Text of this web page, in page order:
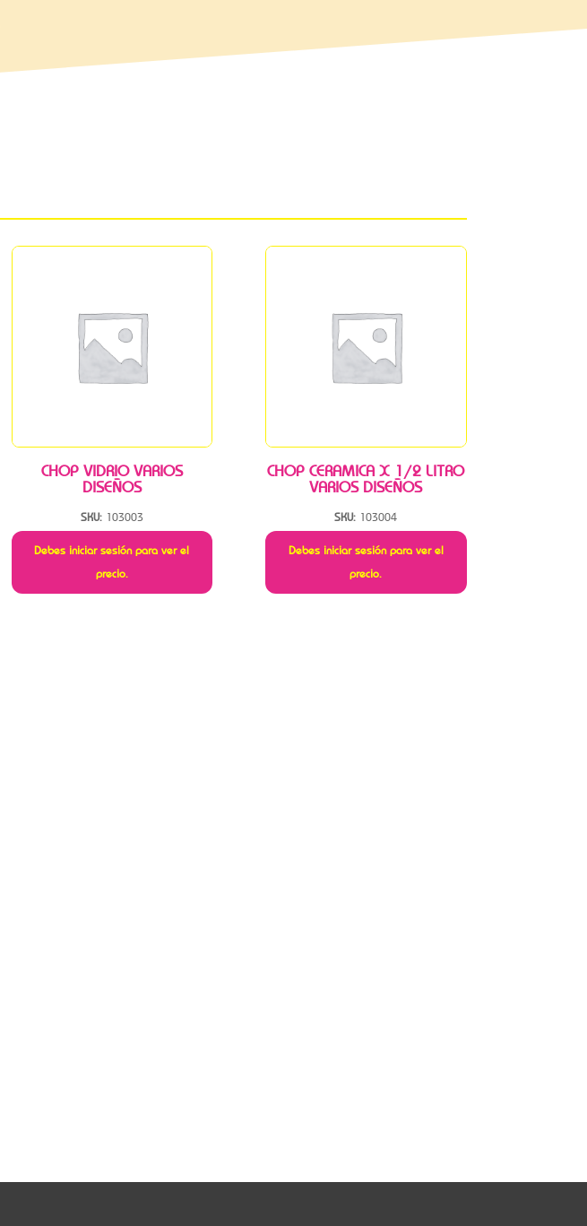
CHOP VIDRIO VARIOS
DISEÑOS
SKU: 103003
Debes iniciar sesión para ver el
precio.
CHOP CERAMICA X 1/2 LITRO
VARIOS DISEÑOS
SKU: 103004
Debes iniciar sesión para ver el
precio.